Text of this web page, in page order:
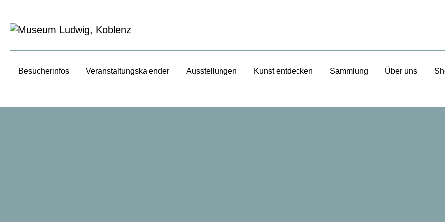
Besucherinfos Veranstaltungs­kalender Ausstellungen Kunst entdecken Sammlung Über uns